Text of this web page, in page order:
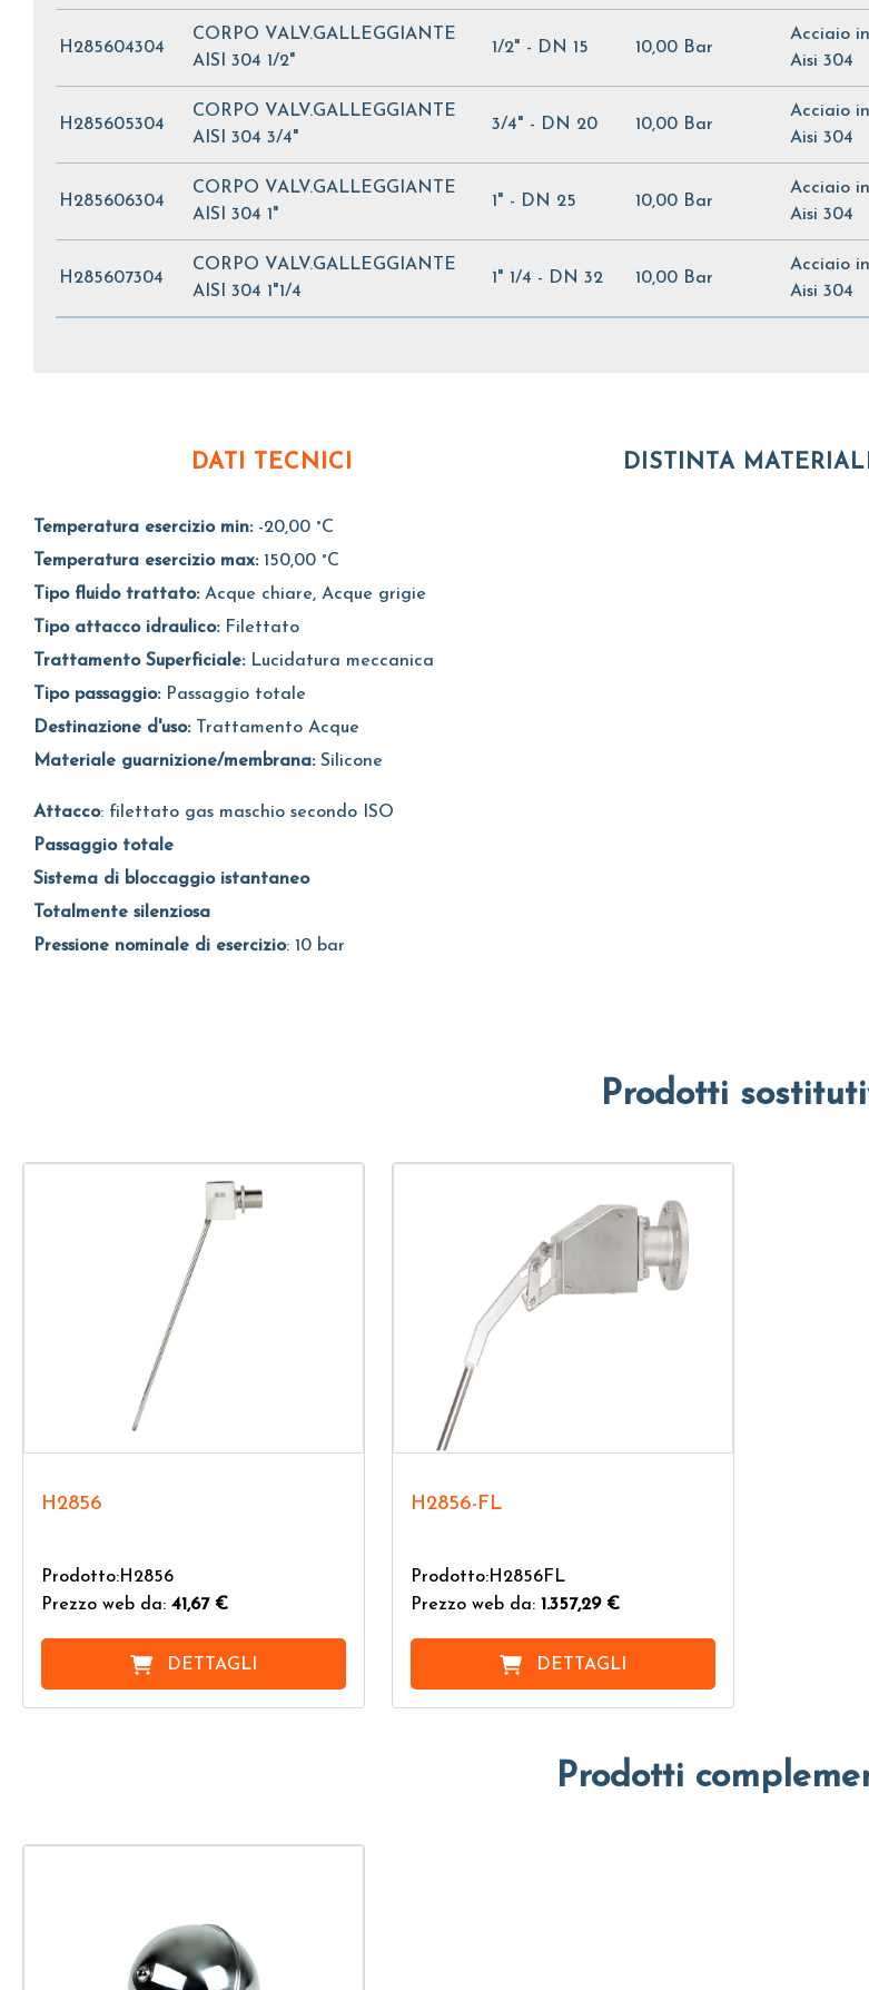
H285604304
CORPO VALV.GALLEGGIANTE
AISI 304 1/2"
1/2" - DN 15 10,00 Bar
Acciaio
Aisi 304
H285605304
CORPO VALV.GALLEGGIANTE
AISI 304 3/4"
3/4" - DN 20 10,00 Bar
Acciaio
Aisi 304
H285606304
CORPO VALV.GALLEGGIANTE
AISI 304 1"
1" - DN 25 10,00 Bar
Acciaio
Aisi 304
H285607304
CORPO VALV.GALLEGGIANTE
AISI 304 1"1/4
1" 1/4 - DN 32 10,00 Bar
Acciaio
Aisi 304
DATI TECNICI DISTINTA MATERIALI
Temperatura esercizio min: -20,00 °C
Temperatura esercizio max: 150,00 °C
Tipo fluido trattato: Acque chiare, Acque grigie
Tipo attacco idraulico: Filettato
Trattamento Superficiale: Lucidatura meccanica
Tipo passaggio: Passaggio totale
Destinazione d'uso:
Trattamento Acque
Materiale guarnizione/membrana: Silicone
Attacco: filettato gas maschio secondo ISO
Passaggio totale
Sistema di bloccaggio istantaneo
Totalmente silenziosa
Pressione nominale di esercizio: 10 bar
Prodotti
H2856
Prodotto:H2856
Prezzo web da: 41,67 €
DETTAGLI
H2856-FL
Prodotto:H2856FL
Prezzo web da: 1.357,29 €
DETTAGLI
Prodotti